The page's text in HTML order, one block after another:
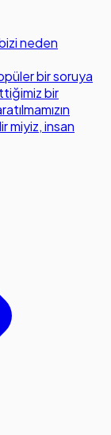
neden
bir soruya
bir
miyiz, insan